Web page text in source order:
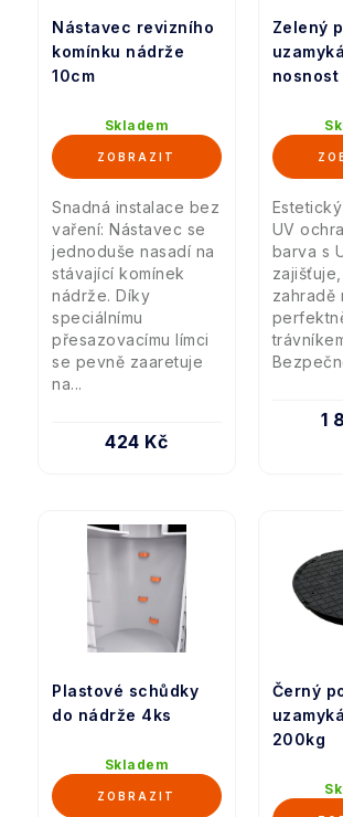
Nástavec revizního
komínku nádrže
10cm
Skladem
424 Kč
Snadná instalace bez
vaření: Nástavec se
jednoduše nasadí na
stávající komínek
nádrže. Díky
speciálnímu
přesazovacímu límci
se pevně zaaretuje
na...
Zelený
1
UV
barva s
zahradě
Plastové schůdky
do nádrže 4ks
Skladem
Černý
200kg